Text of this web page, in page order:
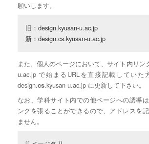
願いします。
旧：design.kyusan-u.ac.jp
新：design.cs.kyusan-u.ac.jp
また、個人のページにおいて、サイト内リン
u.ac.jp で始まるURLを直接記載していた
design.cs.kyusan-u.ac.jp に更新して下さい。
なお、学科サイト内での他ページへの誘導
ンクを張ることができるので、アドレスを
ません。